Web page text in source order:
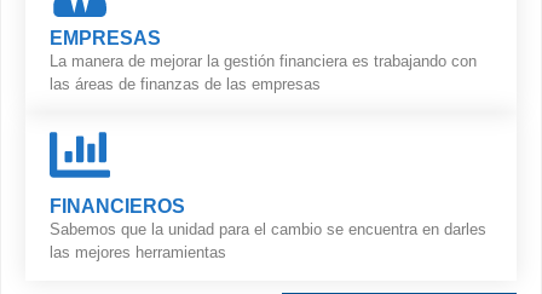
EMPRESAS
La manera de mejorar la gestión financiera es trabajando con
las áreas de finanzas de las empresas
FINANCIEROS
Sabemos que la unidad para el cambio se encuentra en darles
las mejores herramientas